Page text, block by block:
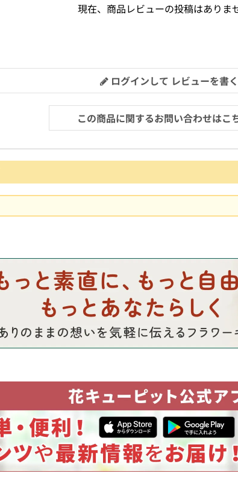
現在、商品レビューの投稿はありま
ログインして レビューを書く
この商品に関するお問い合わせはこ